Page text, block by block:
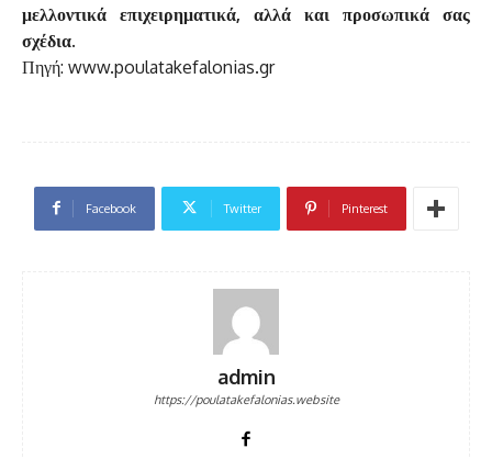
μελλοντικά επιχειρηματικά, αλλά και προσωπικά σας
σχέδια.
Πηγή: www.poulatakefalonias.gr
Facebook Twitter Pinterest
admin
https://poulatakefalonias.website